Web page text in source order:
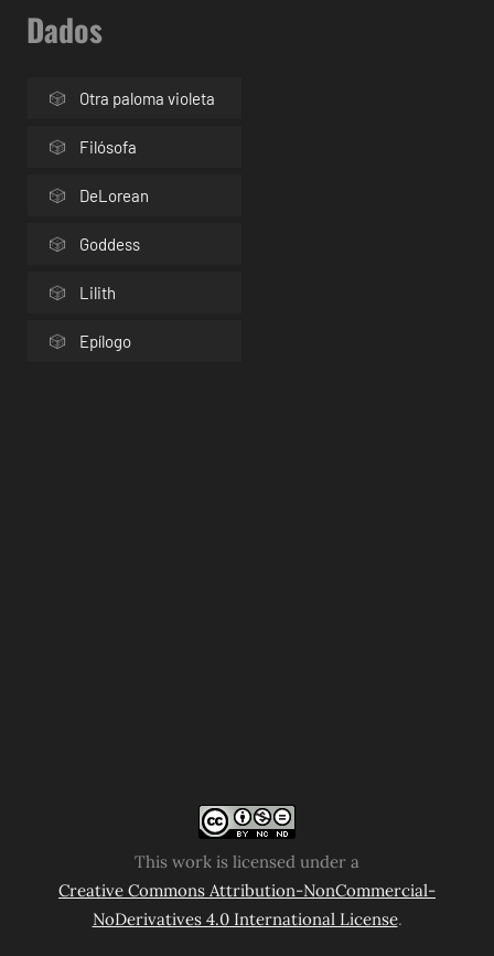
Dados
Otra paloma violeta
Filósofa
DeLorean
Goddess
Lilith
Epílogo
This work is licensed under a
Creative Commons Attribution-NonCommercial-
NoDerivatives 4.0 International License.